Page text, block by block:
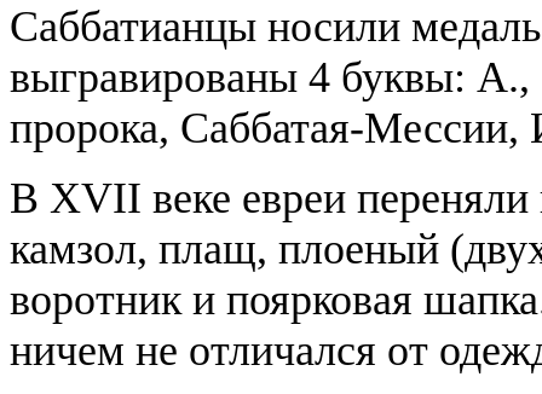
Саббатианцы носили
выгравированы 4 буквы:
пророка, Саббатая-
В XVII веке евреи
камзол, плащ, плоеный
воротник и поярковая
ничем не отличался от